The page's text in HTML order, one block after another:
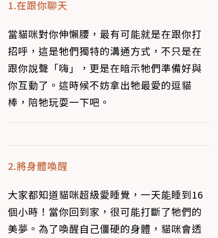
1.在跟你聊天
當貓咪對你伸懶腰，最有可能就是在跟你打
招呼，這是牠們獨特的溝通方式，不只是在
跟你說聲「嗨」，更是在暗示牠們準備好與
你互動了。這時候不妨拿出牠最愛的逗貓
棒，陪牠玩耍一下吧。
2.將身體喚醒
大家都知道貓咪超級愛睡覺，一天能睡到16
個小時！當你回到家，很可能打斷了牠們的
美夢。為了喚醒自己僵硬的身體，貓咪會透